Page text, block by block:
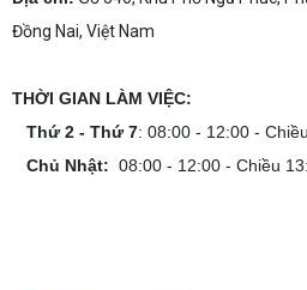
Dịch vụ build PC
Cách tính công
phù hợp, đảm
Đồng Nai, Việt Nam
THỜI GIAN LÀM VIỆC:
Thứ 2 - Thứ 7: 08:00 - 12:00 -
Chủ Nhật: 08:00 - 12:00 - Chiều